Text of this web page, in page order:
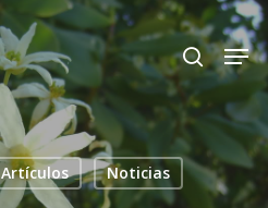
search
Artículos Noticias
Close
Menu